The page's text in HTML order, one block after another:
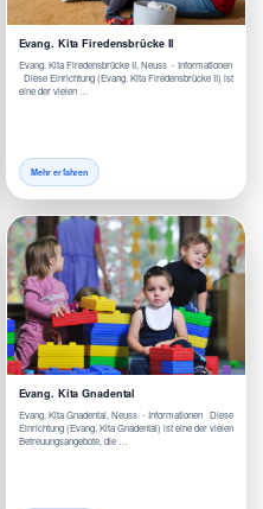
Evang. Kita Firedensbrücke II
Evang. Kita Firedensbrücke II, Neuss - Informationen
Diese Einrichtung (Evang. Kita Firedensbrücke II) ist
eine der vielen …
Mehr erfahren
Evang. Kita Gnadental
Evang. Kita Gnadental, Neuss - Informationen Diese
Einrichtung (Evang. Kita Gnadental) ist eine der vielen
Betreuungsangebote, die …